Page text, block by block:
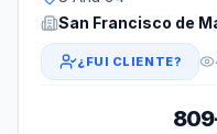
San Francisco de
¿FUI CLIENTE?